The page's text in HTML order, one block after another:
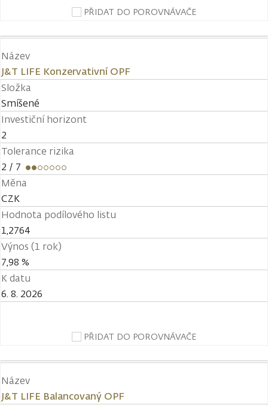
PŘIDAT DO POROVNÁVAČE
Název
J&T LIFE Konzervativní OPF
Složka
Smíšené
Investiční horizont
2
Tolerance rizika
2 / 7
Měna
CZK
Hodnota podílového listu
1,2764
Výnos (1 rok)
7,98 %
K datu
6. 8. 2026
PŘIDAT DO POROVNÁVAČE
Název
J&T LIFE Balancovaný OPF